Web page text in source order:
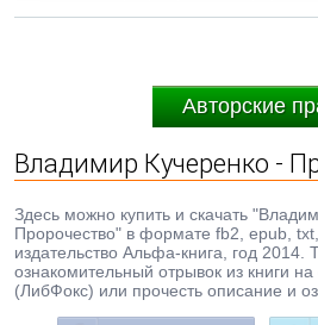
Авторские
Владимир Кучеренко -
Здесь можно купить и скачать
Пророчество" в формате fb2, epub,
издательство Альфа-книга, год 2014.
ознакомительный отрывок из книги
(ЛибФокс) или прочесть описание и